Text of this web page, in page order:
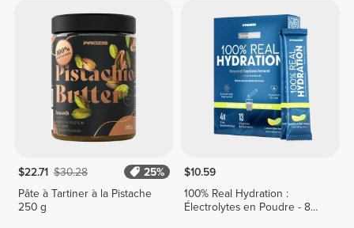
$22.71 $30.28
25%
Pâte à Tartiner à la Pistache
250 g
$10.59
100% Real Hydration :
Électrolytes en Poudre - 8